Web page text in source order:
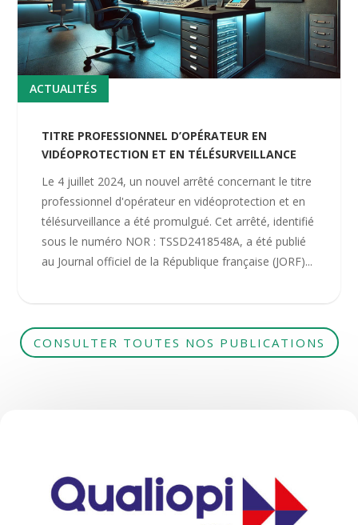
TITRE PROFESSIONNEL D’OPÉRATEUR EN
VIDÉOPROTECTION ET EN TÉLÉSURVEILLANCE
ACTUALITÉS
Le 4 juillet 2024, un nouvel arrêté concernant le titre
professionnel d'opérateur en vidéoprotection et en
télésurveillance a été promulgué. Cet arrêté, identifié
sous le numéro NOR : TSSD2418548A, a été publié
au Journal officiel de la République française (JORF)...
CONSULTER TOUTES NOS PUBLICATIONS